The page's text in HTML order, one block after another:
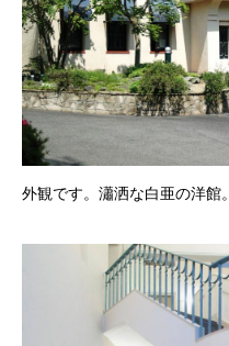
外観です。瀟洒な白亜の洋館。